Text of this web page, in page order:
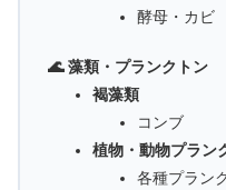
酵母・カビ
🌊 藻類・プランクトン
褐藻類
コンブ
植物・動物プラン
各種プラン